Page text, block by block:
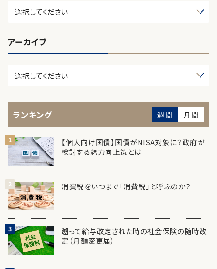
アーカイブ
ランキング 週間 月間
【個人向け国債】国債がNISA対象に？政府が
検討する魅力向上策とは
消費税をいつまで「消費税」と呼ぶのか？
遡って給与改定された時の社会保険の随時改
定（月額変更届）